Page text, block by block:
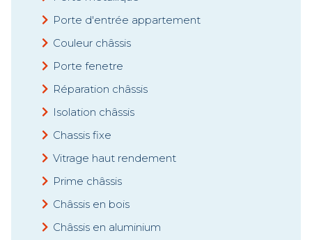
Porte d'entrée appartement
Couleur châssis
Porte fenetre
Réparation châssis
Isolation châssis
Chassis fixe
Vitrage haut rendement
Prime châssis
Châssis en bois
Châssis en aluminium